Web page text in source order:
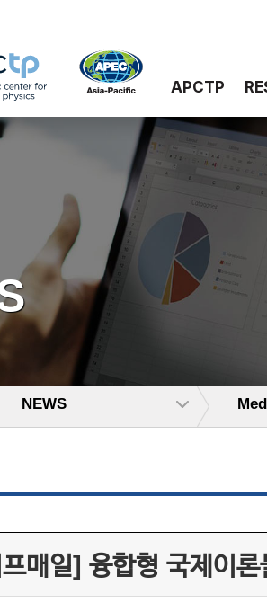
APCTP
NEWS
매일] 융합형 국제이